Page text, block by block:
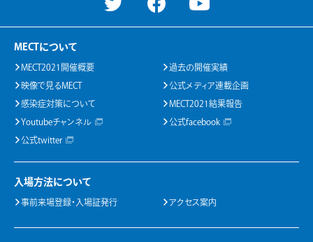
MECTについて
MECT2021開催概要 過去の開催実績
映像で見るMECT 公式メディア連載企画
感染症対策について MECT2021結果報告
Youtubeチャンネル 公式facebook
公式twitter
入場方法について
事前来場登録・入場証発行 アクセス案内